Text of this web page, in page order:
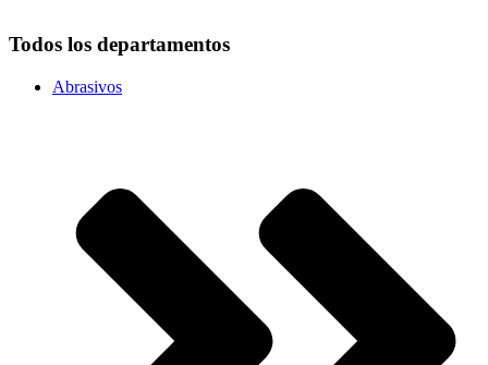
Todos los departamentos
Abrasivos